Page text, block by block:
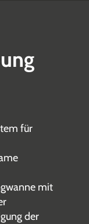
für
mit
der